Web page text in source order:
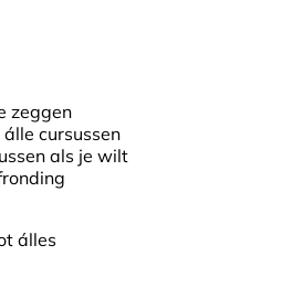
zeggen
cursussen
als je wilt
álles